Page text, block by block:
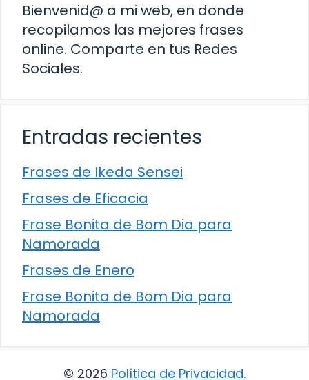
Bienvenid@ a mi web, en donde
recopilamos las mejores frases
online. Comparte en tus Redes
Sociales.
Entradas recientes
Frases de Ikeda Sensei
Frases de Eficacia
Frase Bonita de Bom Dia para
Namorada
Frases de Enero
Frase Bonita de Bom Dia para
Namorada
© 2026 Política de Privacidad.